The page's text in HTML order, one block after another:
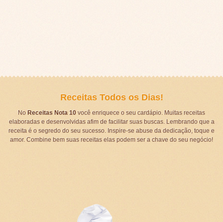
Receitas Todos os Dias!
No Receitas Nota 10você enriquece o seu cardápio. Muitas receitas
elaboradas e desenvolvidas afim de facilitar suas buscas. Lembrando que a
receita é o segredo do seu sucesso. Inspire-se abuse da dedicação, toque e
amor. Combine bem suas receitas elas podem ser a chave do seu negócio!